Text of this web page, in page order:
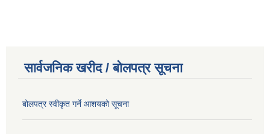
सार्वजनिक खरीद / बोलपत्र सूचना
बोलपत्र स्वीकृत गर्ने आशयको सूचना